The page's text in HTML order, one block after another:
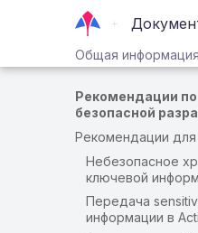
Общая информация
Рекомендации по
безопасной
Рекомендации для
Небезопасное
ключевой
Передача
информации в